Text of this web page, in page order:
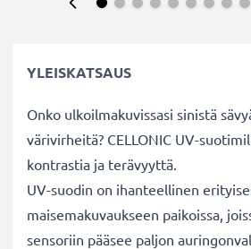
YLEISKATSAUS
Onko ulkoilmakuvissasi sinistä
värivirheitä? CELLONIC UV-
kontrastia ja terävyyttä.
UV-suodin on ihanteellinen
maisemakuvaukseen paikoissa,
sensoriin pääsee paljon